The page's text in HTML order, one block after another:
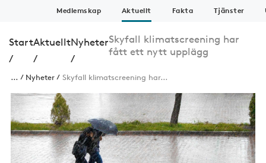
Medlemskap Aktuellt Fakta Tjänster
Start
/
Aktuellt
/
Nyheter
/
Skyfall klimatscreening har
fått ett nytt upplägg
... Nyheter Skyfall klimatscreening har...